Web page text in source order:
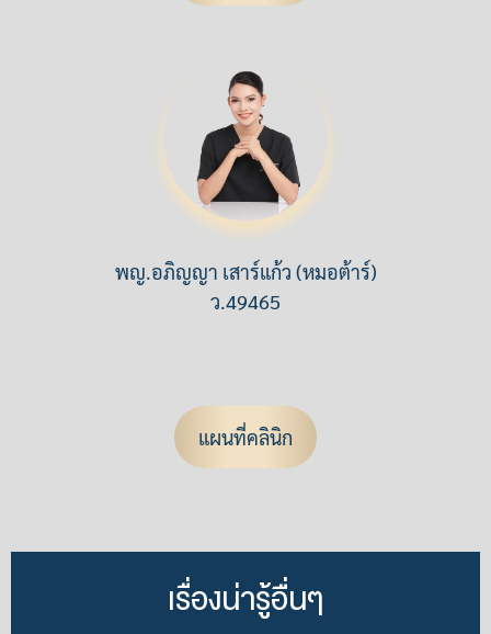
พญ.อภิญญา เสาร์แก้ว (หมอต้าร์)
ว.49465
แผนที่คลินิก
เรื่องน่ารู้อื่นๆ